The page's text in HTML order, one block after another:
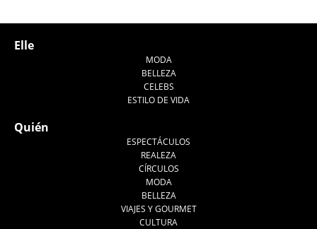
Elle
MODA
BELLEZA
CELEBS
ESTILO DE VIDA
Quién
ESPECTÁCULOS
REALEZA
CÍRCULOS
MODA
BELLEZA
VIAJES Y GOURMET
CULTURA